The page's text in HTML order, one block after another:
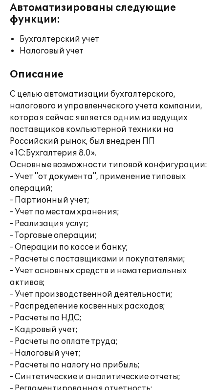
Автоматизированы следующие
функции:
Бухгалтерский учет
Налоговый учет
Описание
С целью автоматизации бухгалтерского,
налогового и управленческого учета компании,
которая сейчас является одним из ведущих
поставщиков компьютерной техники на
Российский рынок, был внедрен ПП
«1С:Бухгалтерия 8.0».
Основные возможности типовой конфигурации:
- Учет "от документа", применение типовых
операций;
- Партионный учет;
- Учет по местам хранения;
- Реализация услуг;
- Торговые операции;
- Операции по кассе и банку;
- Расчеты с поставщиками и покупателями;
- Учет основных средств и нематериальных
активов;
- Учет производственной деятельности;
- Распределение косвенных расходов;
- Расчеты по НДС;
- Кадровый учет;
- Расчеты по оплате труда;
- Налоговый учет;
- Расчеты по налогу на прибыль;
- Синтетические и аналитические отчеты;